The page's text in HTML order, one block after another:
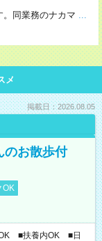
同業務のナカマ ...
メ
掲載日：2026.08.05
のお散歩付
OK
■扶養内OK ■日